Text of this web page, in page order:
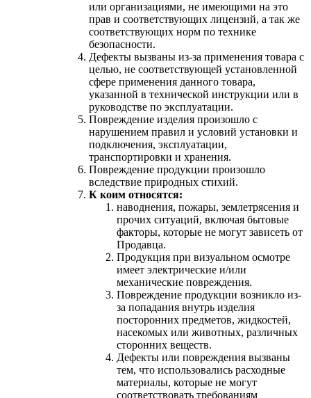
или организациями, не имеющими на это
прав и соответствующих лицензий, а так же
соответствующих норм по технике
безопасности.
Дефекты вызваны из-за применения товара с
целью, не соответствующей установленной
сфере применения данного товара,
указанной в технической инструкции или в
руководстве по эксплуатации.
Повреждение изделия произошло с
нарушением правил и условий установки и
подключения, эксплуатации,
транспортировки и хранения.
Повреждение продукции произошло
вследствие природных стихий.
К коим относятся:
наводнения, пожары, землетрясения и
прочих ситуаций, включая бытовые
факторы, которые не могут зависеть от
Продавца.
Продукция при визуальном осмотре
имеет электрические и/или
механические повреждения.
Повреждение продукции возникло из-
за попадания внутрь изделия
посторонних предметов, жидкостей,
насекомых или животных, различных
сторонних веществ.
Дефекты или повреждения вызваны
тем, что использовались расходные
материалы, которые не могут
соответствовать требованиям